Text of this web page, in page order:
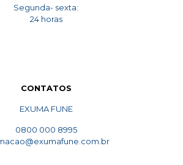
Segunda- sexta:
24 horas
CONTATOS
EXUMA FUNE
0800 000 8995